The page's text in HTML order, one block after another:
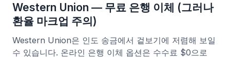
Western Union — 무료 은행 이체 (그러나
환율 마크업 주의)
Western Union은 인도 송금에서 겉보기에 저렴해 보일
수 있습니다. 온라인 은행 이체 옵션은 수수료 $0으로